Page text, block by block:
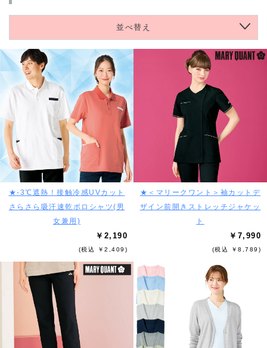
並べ替え
★-3℃遮熱！接触冷感UVカット
さらさら吸汗速乾ポロシャツ(男
女兼用)
￥2,190
(税込 ￥2,409)
★＜マリークワント＞袖カットデ
ザイン前開きストレッチジャケッ
ト
￥7,990
(税込 ￥8,789)